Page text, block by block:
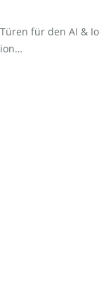
für den AI &